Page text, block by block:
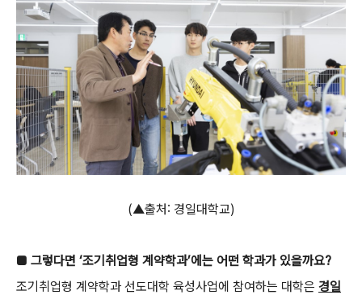
(▲출처: 경일대학교)
■ 그렇다면 ‘조기취업형 계약학과’에는 어떤 학과가 있을까요?
조기취업형 계약학과 선도대학 육성사업에 참여하는 대학은 경일